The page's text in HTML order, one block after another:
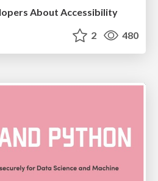
About Accessibility
2 480